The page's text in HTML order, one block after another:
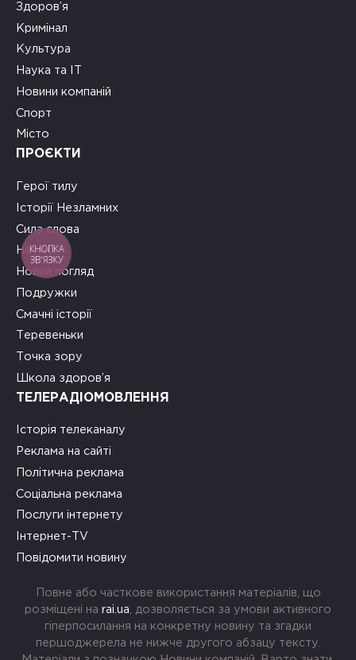
Здоров’я
Кримінал
Культура
Наука та ІТ
Новини компаній
Спорт
Місто
ПРОЄКТИ
Герої тилу
Історії Незламних
Сила слова
На часі
Новий погляд
Подружки
Смачні історії
Теревеньки
Точка зору
Школа здоров’я
ТЕЛЕРАДІОМОВЛЕННЯ
Історія телеканалу
Реклама на сайті
Політична реклама
Соціальна реклама
Послуги інтернету
Інтернет-TV
Повідомити новину
Повне або часткове використання матеріалів, що
розміщені на rai.ua , дозволяється за умови активного
гіперпосилання на конкретну новину та згадки
першоджерела не нижче другого абзацу тексту.
КНОПКА
ЗВ'ЯЗКУ